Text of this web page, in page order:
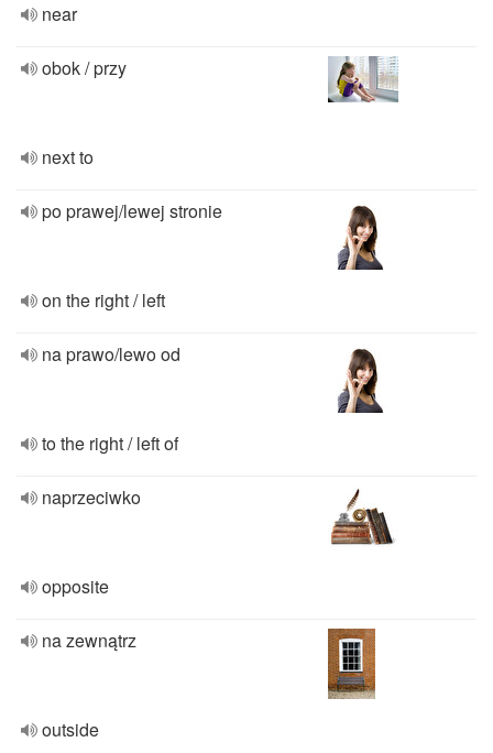
near
obok / przy
next to
po prawej/lewej stronie
on the right / left
na prawo/lewo od
to the right / left of
naprzeciwko
opposite
na zewnątrz
outside